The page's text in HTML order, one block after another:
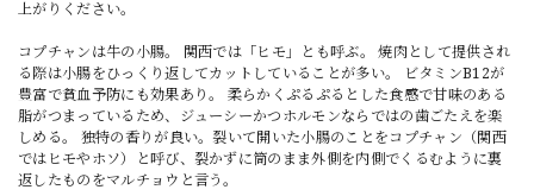
上がりください。
コプチャンは牛の小腸。 関西では「ヒモ」とも呼ぶ。 焼肉として提供され
る際は小腸をひっくり返してカットしていることが多い。 ビタミンB12が
豊富で貧血予防にも効果あり。 柔らかくぷるぷるとした食感で甘味のある
脂がつまっているため、ジューシーかつホルモンならではの歯ごたえを楽
しめる。 独特の香りが良い。裂いて開いた小腸のことをコプチャン（関西
ではヒモやホソ）と呼び、裂かずに筒のまま外側を内側でくるむように裏
返したものをマルチョウと言う。